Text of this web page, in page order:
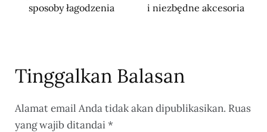
sposoby łagodzenia
i niezbędne akcesoria
Tinggalkan Balasan
Alamat email Anda tidak akan dipublikasikan. Ruas
yang wajib ditandai*